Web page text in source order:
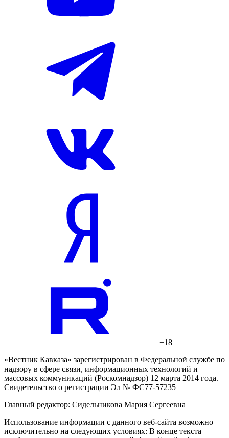
+18
«Вестник Кавказа» зарегистрирован в Федеральной службе по
надзору в сфере связи, информационных технологий и
массовых коммуникаций (Роскомнадзор) 12 марта 2014 года.
Свидетельство о регистрации Эл № ФС77-57235
Главный редактор: Сидельникова Мария Сергеевна
Использование информации с данного веб-сайта возможно
исключительно на следующих условиях: В конце текста